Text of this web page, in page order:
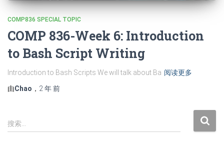
COMP836 SPECIAL TOPIC
COMP 836-Week 6: Introduction
to Bash Script Writing
Introduction to Bash Scripts We will talk about Ba 阅读更多
由Chao ， 2 年前
搜
索
搜索…